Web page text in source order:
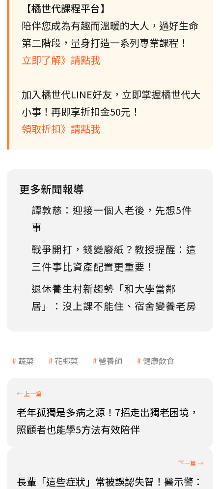
【橘世代課程平台】
陪伴您成為有趣而溫暖的大人，過好生命
第二階段，量身打造一系列專業課程！
立即了解》請點我
加入橘世代LINE好友，立即掌握橘世代大
小事！再即享折扣金50元！
領取折扣》請點我
更多新聞報導
譚敦慈：迎接一個人老後，先想5件
事
戰爭開打，錢變廢紙？教授提醒：這
三件事比資產配置更重要！
退休養生村新趨勢「和大學當鄰
居」：沒上課不能住、宿舍變養老房
蔬菜 花椰菜 營養師 健康飲食
老年孤獨是多病之源！7招走出獨老困境，
照顧者也能學5方法有效陪伴
長輩「這些症狀」常被誤認失智！醫示警：